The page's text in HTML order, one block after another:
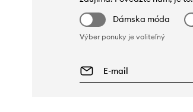
Dámska móda
Výber ponuky je voliteľný